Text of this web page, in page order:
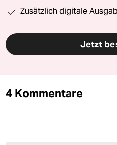
Zusätzlich digitale
Jetzt
4 Kommentare